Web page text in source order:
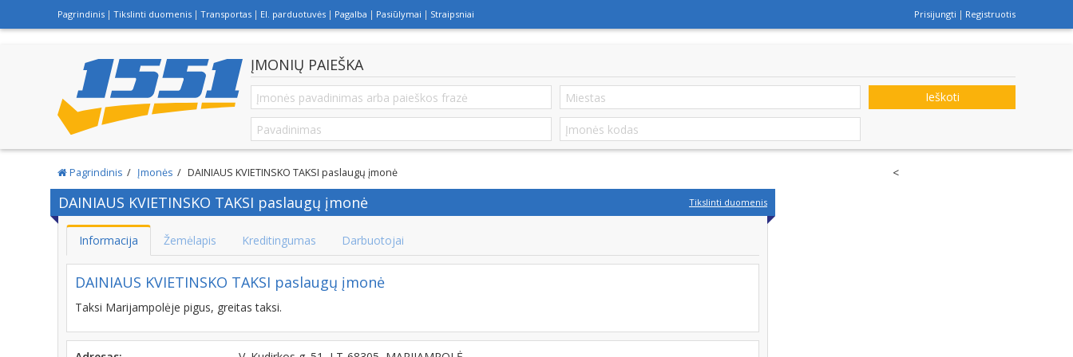
Pagrindinis Tikslinti duomenis Transportas El. parduotuvės Pagalba Pasiūlymai Straipsniai Prisijungti Registruotis
ĮMONIŲ PAIEŠKA
Ieškoti
Pagrindinis Įmonės DAINIAUS KVIETINSKO TAKSI paslaugų įmonė
DAINIAUS KVIETINSKO TAKSI paslaugų įmonė Tikslinti duomenis
Informacija Žemėlapis Kreditingumas Darbuotojai
DAINIAUS KVIETINSKO TAKSI paslaugų įmonė
Taksi Marijampolėje pigus, greitas taksi.
<